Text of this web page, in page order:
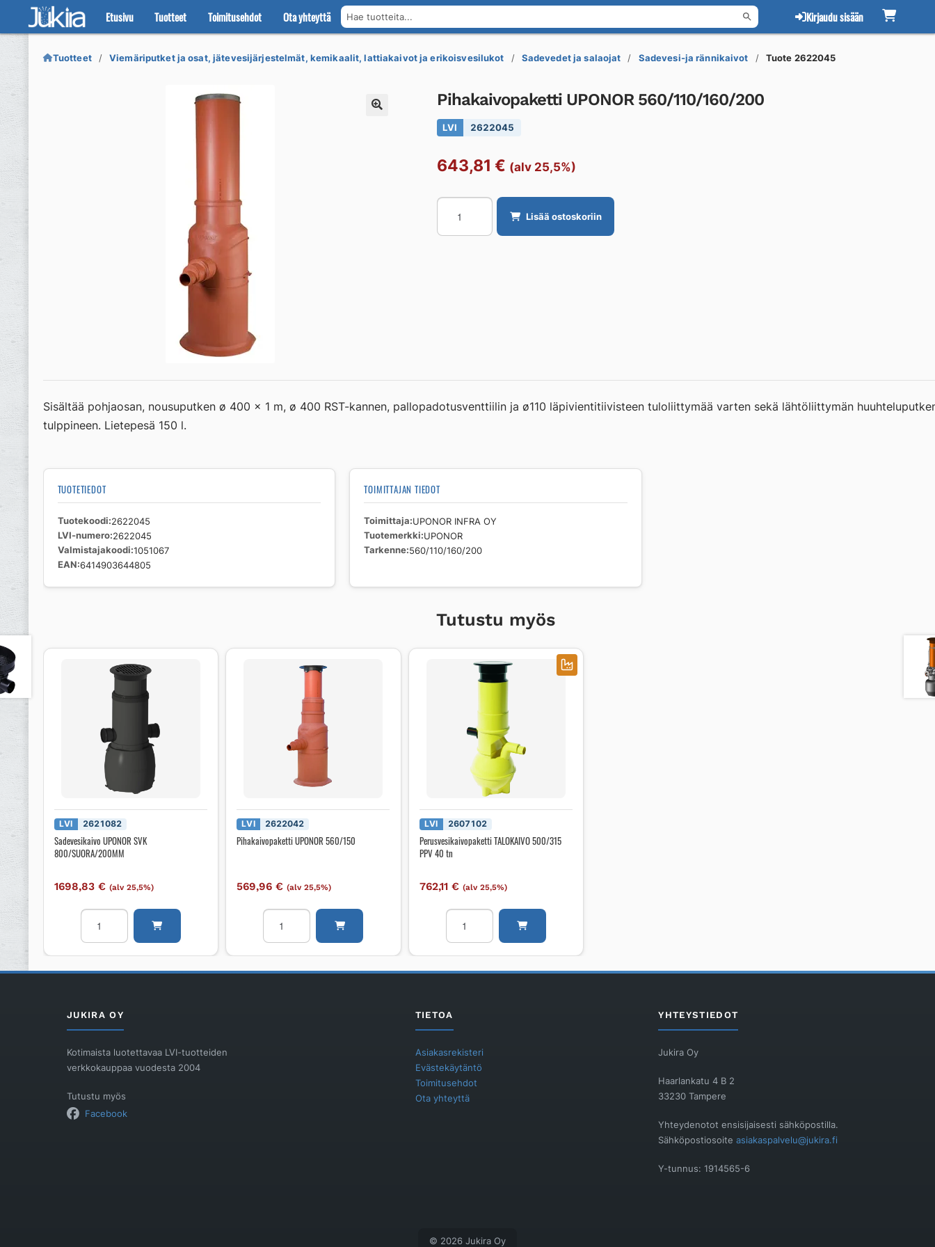
Etusivu Tuotteet Toimitusehdot Ota yhteyttä Hae tuotteita... Kirjaudu sisään
Siirry
navigointiin
Siirry
sisältöön
Tuotteet Viemäriputket ja osat, jätevesijärjestelmät, kemikaalit, lattiakaivot ja erikoisvesilukot Sadevedet ja salaojat Sadevesi-ja rännikaivot Tuote 2622045
Pihakaivopaketti UPONOR 560/110/160/200
LVI 2622045
643,81 € (alv 25,5%)
Pihakaivopaketti
UPONOR
560/110/160/200
Lisää ostoskoriin
Sisältää pohjaosan, nousuputken ø 400 x 1 m, ø 400 RST-kannen, pallopadotusventtiilin ja ø110 läpivientitiivisteen tuloliittymää varten sekä lähtöliittymän
tulppineen. Lietepesä 150 l.
TUOTETIEDOT
Tuotekoodi 2622045
LVI-numero 2622045
Valmistajakoodi 1051067
EAN 6414903644805
TOIMITTAJAN TIEDOT
Toimittaja UPONOR INFRA OY
Tuotemerkki UPONOR
Tarkenne 560/110/160/200
Tutustu myös
LVI 2621082
Sadevesikaivo UPONOR SVK
800/SUORA/200MM
1698,83€ (alv 25,5%)
Sadevesikaivo
UPONOR
SVK
määrä
LVI 2622042
Pihakaivopaketti UPONOR 560/150
569,96€ (alv 25,5%)
Pihakaivopaketti
UPONOR
560/150
LVI 2607102
Perusvesikaivopaketti TALOKAIVO 500/315
PPV 40 tn
762,11 € (alv 25,5%)
Perusvesikaivopaketti
TALOKAIVO
500/315
40
JUKIRA OY
Kotimaista luotettavaa LVI-tuotteiden
verkkokauppaa vuodesta 2004
Tutustu myös
Facebook
TIETOA
Asiakasrekisteri
Evästekäytäntö
Toimitusehdot
Ota yhteyttä
YHTEYSTIEDOT
Jukira Oy
Haarlankatu 4 B 2
33230 Tampere
Yhteydenotot ensisijaisesti sähköpostilla.
Sähköpostiosoiteasiakaspalvelu@jukira.fi
Y-tunnus: 1914565-6
© 2026 Jukira Oy